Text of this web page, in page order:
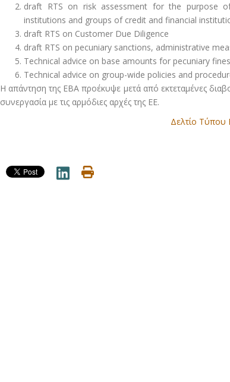
draft RTS on risk assessment for the purpose
institutions and groups of credit and financial
draft RTS on Customer Due Diligence
draft RTS on pecuniary sanctions, administrative
Technical advice on base amounts for pecuniary
Technical advice on group-wide policies and
Η απάντηση της ΕΒΑ προέκυψε μετά από εκτεταμένες
συνεργασία με τις αρμόδιες αρχές της ΕΕ.
Δελτίο Τύπου